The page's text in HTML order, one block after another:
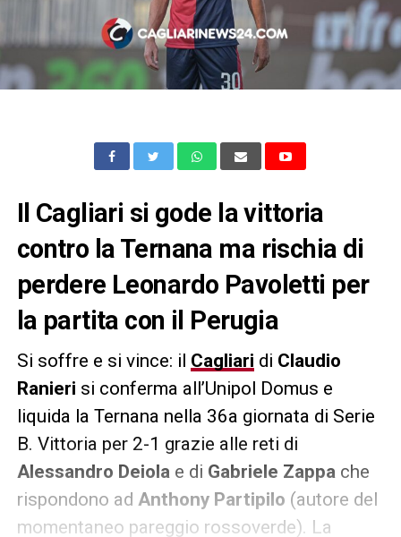
Il Cagliari si gode la vittoria
contro la Ternana ma rischia di
perdere Leonardo Pavoletti per
la partita con il Perugia
Si soffre e si vince: il Cagliari di Claudio
Ranieri si conferma all’Unipol Domus e
liquida la Ternana nella 36a giornata di Serie
B. Vittoria per 2-1 grazie alle reti di
Alessandro Deiola e di Gabriele Zappa che
rispondono ad Anthony Partipilo (autore del
momentaneo pareggio rossoverde). La